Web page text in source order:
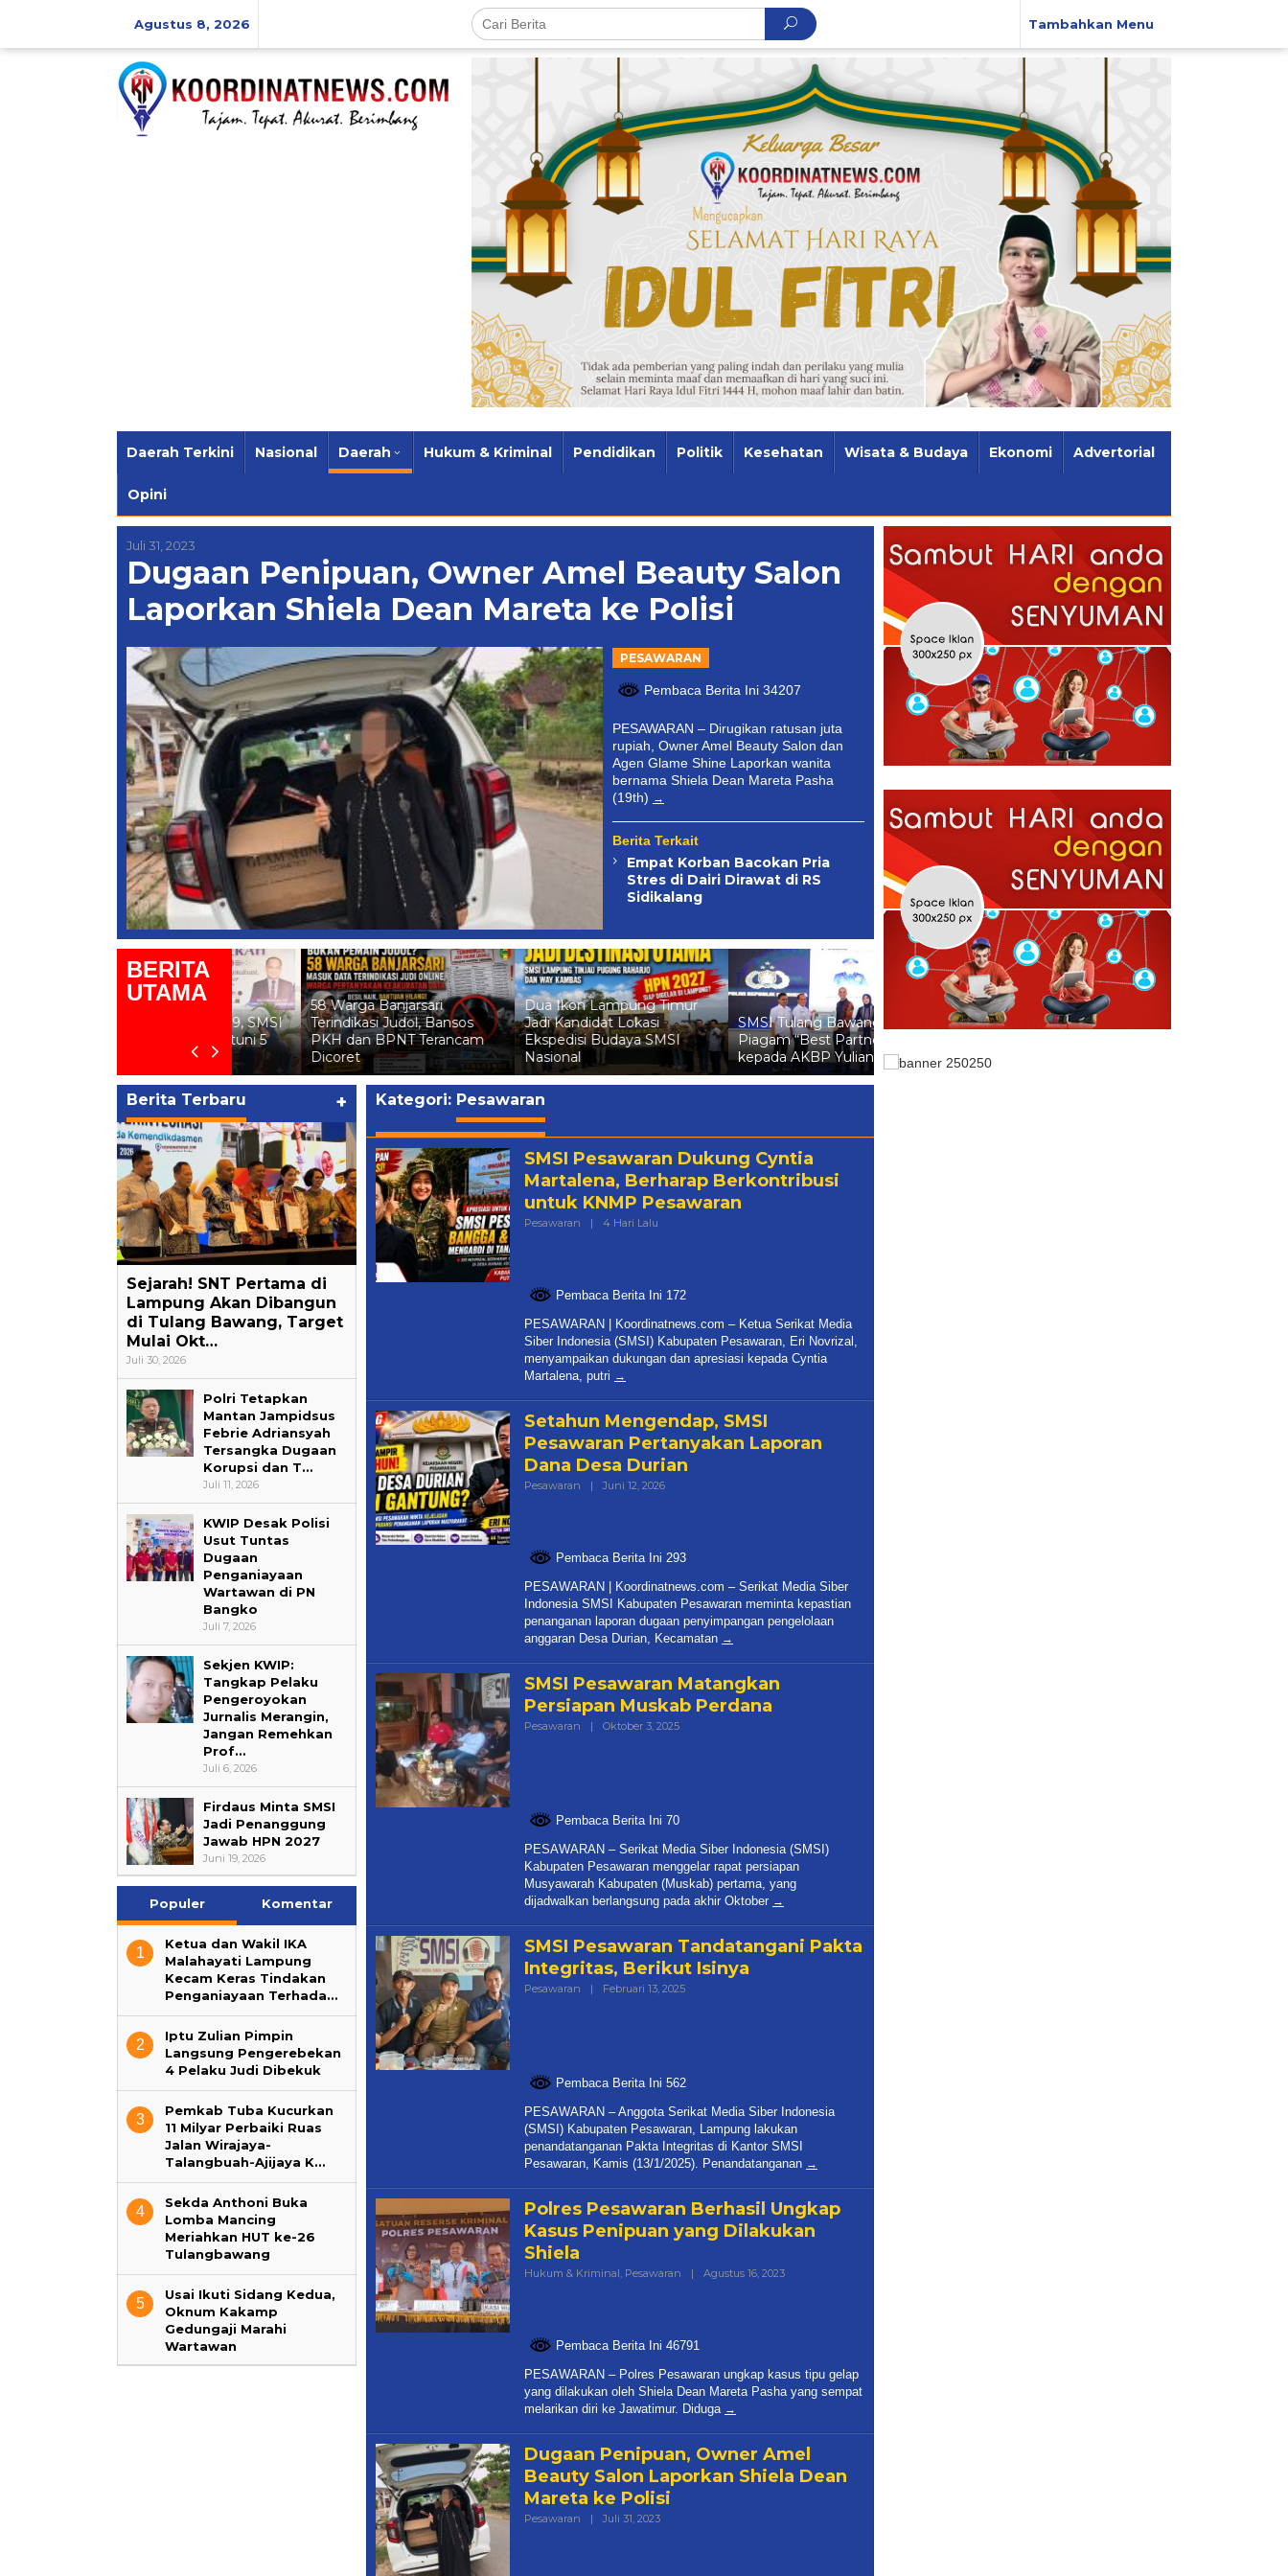
Agustus 8, 2026 Tambahkan Menu
Daerah Terkini Nasional Daerah Hukum & Kriminal Pendidikan Politik Kesehatan Wisata & Budaya Ekonomi Advertorial
Opini
Juli 31, 2023
Dugaan Penipuan, Owner Amel Beauty Salon
Laporkan Shiela Dean Mareta ke Polisi
PESAWARAN
Pembaca Berita Ini 34207
PESAWARAN – Dirugikan ratusan juta
rupiah, Owner Amel Beauty Salon dan
Agen Glame Shine Laporkan wanita
bernama Shiela Dean Mareta Pasha
(19th)
Berita Terkait
Empat Korban Bacokan Pria
Stres di Dairi Dirawat di RS
Sidikalang
BERITA
UTAMA
58 Warga Banjarsari
Terindikasi Judol, Bansos
PKH dan BPNT Terancam
Dicoret
Dua Ikon Lampung Timur
Jadi Kandidat Lokasi
Ekspedisi Budaya SMSI
Nasional
SMSI Tulang Bawang Beri
Piagam “Best Partner”
kepada AKBP Yuliansyah
SMSI Pesawaran Dukung
Cyntia Martalena, Berharap
Pesawaran
Berita Terbaru +
Sejarah! SNT Pertama di
Lampung Akan Dibangun
di Tulang Bawang, Target
Mulai Okt…
Juli 30, 2026
Polri Tetapkan
Mantan Jampidsus
Febrie Adriansyah
Tersangka Dugaan
Korupsi dan T…
Juli 11, 2026
KWIP Desak Polisi
Usut Tuntas
Dugaan
Penganiayaan
Wartawan di PN
Bangko
Juli 7, 2026
Sekjen KWIP:
Tangkap Pelaku
Pengeroyokan
Jurnalis Merangin,
Jangan Remehkan
Prof…
Juli 6, 2026
Firdaus Minta SMSI
Jadi Penanggung
Jawab HPN 2027
Juni 19, 2026
Populer Komentar
1
Ketua dan Wakil IKA
Malahayati Lampung
Kecam Keras Tindakan
Penganiayaan Terhada…
2
Iptu Zulian Pimpin
Langsung Pengerebekan
4 Pelaku Judi Dibekuk
3
Pemkab Tuba Kucurkan
11 Milyar Perbaiki Ruas
Jalan Wirajaya-
Talangbuah-Ajijaya K…
4
Sekda Anthoni Buka
Lomba Mancing
Meriahkan HUT ke-26
Tulangbawang
5
Usai Ikuti Sidang Kedua,
Oknum Kakamp
Gedungaji Marahi
Wartawan
Kategori: Pesawaran
SMSI Pesawaran Dukung Cyntia
Martalena, Berharap Berkontribusi
untuk KNMP Pesawaran
Pesawaran | 4 Hari Lalu
Pembaca Berita Ini 172
PESAWARAN | Koordinatnews.com – Ketua Serikat Media
Siber Indonesia (SMSI) Kabupaten Pesawaran, Eri Novrizal,
menyampaikan dukungan dan apresiasi kepada Cyntia
Martalena, putri
Setahun Mengendap, SMSI
Pesawaran Pertanyakan Laporan
Dana Desa Durian
Pesawaran | Juni 12, 2026Oleh
Pembaca Berita Ini 293
PESAWARAN | Koordinatnews.com – Serikat Media Siber
Indonesia SMSI Kabupaten Pesawaran meminta kepastian
penanganan laporan dugaan penyimpangan pengelolaan
anggaran Desa Durian, Kecamatan
SMSI Pesawaran Matangkan
Persiapan Muskab Perdana
Pesawaran | Oktober 3, 2025Oleh
Pembaca Berita Ini 70
PESAWARAN – Serikat Media Siber Indonesia (SMSI)
Kabupaten Pesawaran menggelar rapat persiapan
Musyawarah Kabupaten (Muskab) pertama, yang
dijadwalkan berlangsung pada akhir Oktober
SMSI Pesawaran Tandatangani Pakta
Integritas, Berikut Isinya
Pesawaran | Februari 13, 2025Oleh
Pembaca Berita Ini 562
PESAWARAN – Anggota Serikat Media Siber Indonesia
(SMSI) Kabupaten Pesawaran, Lampung lakukan
penandatanganan Pakta Integritas di Kantor SMSI
Pesawaran, Kamis (13/1/2025). Penandatanganan
Polres Pesawaran Berhasil Ungkap
Kasus Penipuan yang Dilakukan
Shiela
Hukum & Kriminal, Pesawaran | Agustus 16, 2023Oleh
Pembaca Berita Ini 46791
PESAWARAN – Polres Pesawaran ungkap kasus tipu gelap
yang dilakukan oleh Shiela Dean Mareta Pasha yang sempat
melarikan diri ke Jawatimur. Diduga
Dugaan Penipuan, Owner Amel
Beauty Salon Laporkan Shiela Dean
Mareta ke Polisi
Pesawaran | Juli 31, 2023Oleh